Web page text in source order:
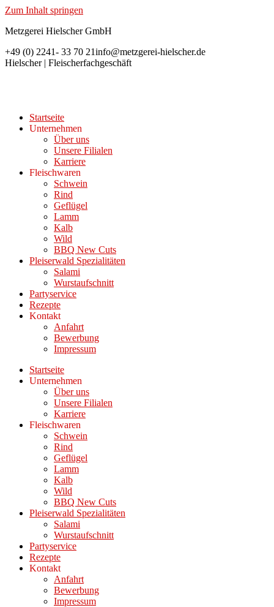
Zum Inhalt springen
Metzgerei Hielscher GmbH
+49 (0) 2241- 33 70 21info@metzgerei-hielscher.de
Hielscher | Fleischerfachgeschäft
Startseite
Unternehmen
Über uns
Unsere Filialen
Karriere
Fleischwaren
Schwein
Rind
Geflügel
Lamm
Kalb
Wild
BBQ New Cuts
Pleiserwald Spezialitäten
Salami
Wurstaufschnitt
Partyservice
Rezepte
Kontakt
Anfahrt
Bewerbung
Impressum
Startseite
Unternehmen
Über uns
Unsere Filialen
Karriere
Fleischwaren
Schwein
Rind
Geflügel
Lamm
Kalb
Wild
BBQ New Cuts
Pleiserwald Spezialitäten
Salami
Wurstaufschnitt
Partyservice
Rezepte
Kontakt
Anfahrt
Bewerbung
Impressum